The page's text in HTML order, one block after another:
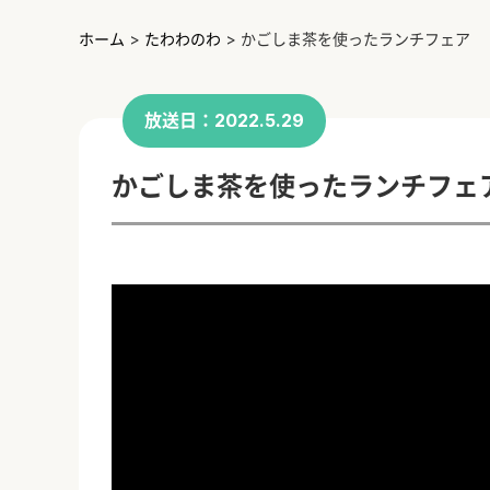
ホーム > たわわのわ > かごしま茶を使ったランチフェア
放送日：2022.5.29
かごしま茶を使ったランチフェ